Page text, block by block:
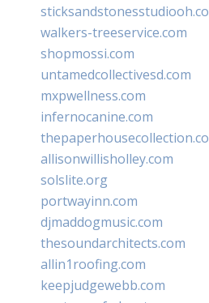
walkers-treeservice.com
shopmossi.com
untamedcollectivesd.com
mxpwellness.com
infernocanine.com
allisonwillisholley.com
solslite.org
portwayinn.com
djmaddogmusic.com
thesoundarchitects.com
allin1roofing.com
keepjudgewebb.com